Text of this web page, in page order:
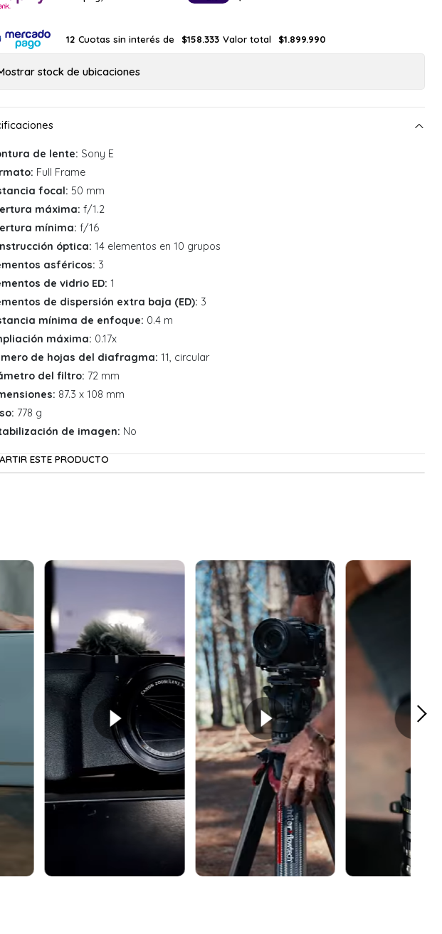
12 Cuotas sin interés de $158.333 Valor total $1.899.990
stock de ubicaciones
de lente: Sony E
Full Frame
focal: 50 mm
máxima: f/1.2
mínima: f/16
óptica: 14 elementos en 10 grupos
asféricos: 3
de vidrio ED: 1
de dispersión extra baja (ED): 3
mínima de enfoque: 0.4 m
máxima: 0.17x
de hojas del diafragma: 11, circular
del filtro: 72 mm
87.3 x 108 mm
778 g
de imagen: No
ESTE PRODUCTO